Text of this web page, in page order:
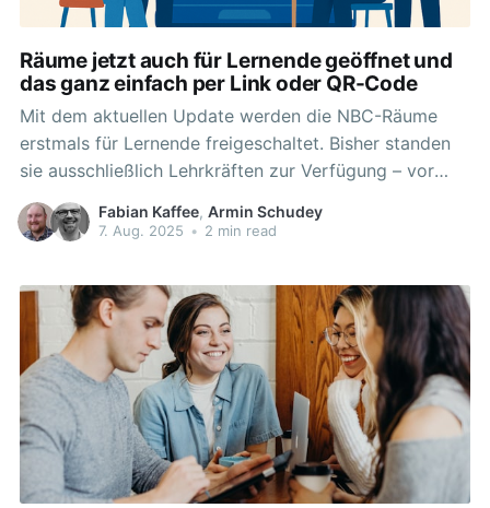
Räume jetzt auch für Lernende geöffnet und
das ganz einfach per Link oder QR-Code
Mit dem aktuellen Update werden die NBC-Räume
erstmals für Lernende freigeschaltet. Bisher standen
sie ausschließlich Lehrkräften zur Verfügung – vor
allem für schulübergreifende Kooperationen. Nun
eröffnen sich neue Möglichkeiten für den digital
Schülern: * Lernende können aktiv an Inhalten
mitarbeiten, z. B. in Gruppenarbeitsphasen Inhalte
sichern,
Fabian Kaffee, Armin Schudey
7. Aug. 2025 • 2 min read